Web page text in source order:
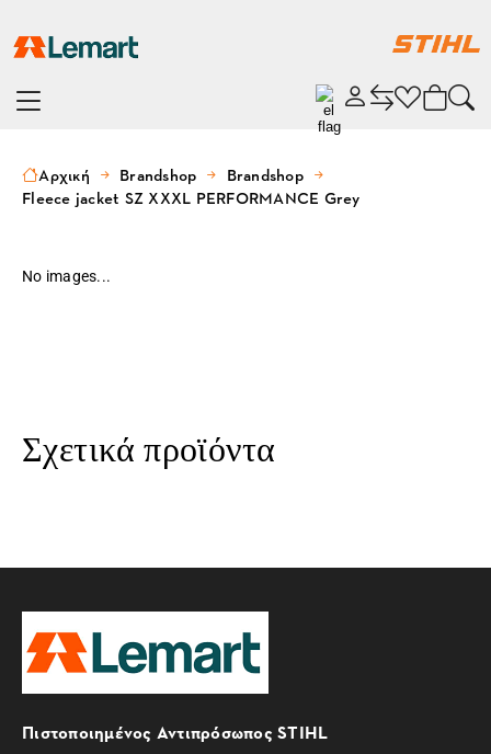
Αρχική Brandshop
Brandshop
Fleece jacket SZ XXXL PERFORMANCE Grey
No images...
Σχετικά προϊόντα
Πιστοποιημένος Αντιπρόσωπος STIHL